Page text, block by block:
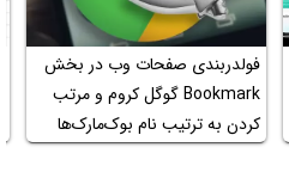
فولدربندی صفحات وب در بخش
Bookmark گوگل کروم و مرتب
کردن به ترتیب نام بوک‌مارک‌ها